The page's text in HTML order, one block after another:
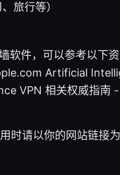
旅行等）
软件，可以参考以下
Artificial
VPN 相关权威指南 -
时请以你的网站链接